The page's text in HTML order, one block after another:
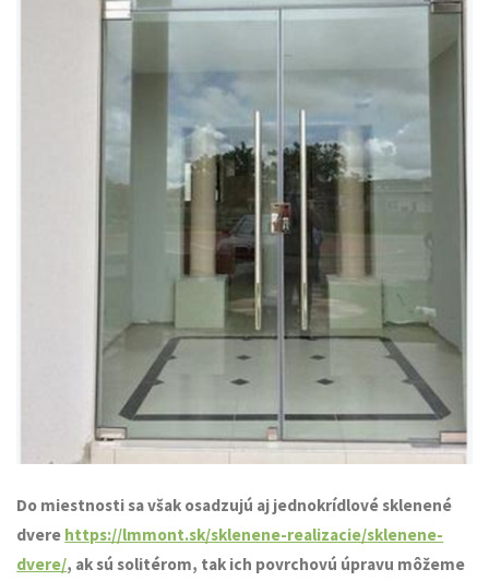
Do miestnosti sa však osadzujú aj jednokrídlové sklenené
dvere https://lmmont.sk/sklenene-realizacie/sklenene-
dvere/, ak sú solitérom, tak ich povrchovú úpravu môžeme